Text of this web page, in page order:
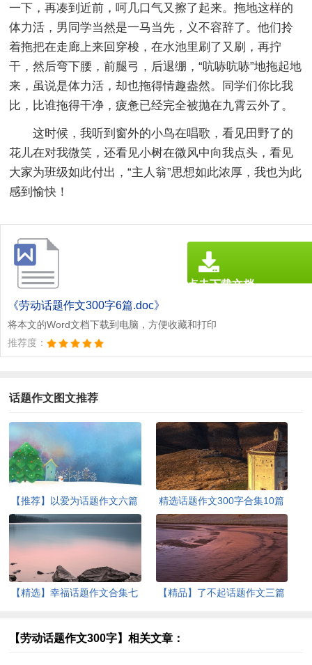
一下，再凑到近前，呵几口气又擦了起来。拖地这样的
体力活，男同学当然是一马当先，义不容辞了。他们拎
着拖把在走廊上来回穿梭，在水池里刷了又刷，再拧
干，然后弯下腰，前腿弓，后退绷，“吭哧吭哧”地拖起地
来，虽说是体力活，却也拖得情趣盎然。同学们你比我
比，比谁拖得干净，疲惫已经完全被抛在九霄云外了。
这时候，我听到窗外的小鸟在唱歌，看见田野了的
花儿在对我微笑，还看见小树在微风中向我点头，看见
大家为班级如此付出，“主人翁”思想如此浓厚，我也为此
感到愉快！
《劳动话题作文300字6篇.doc》
将本文的Word文档下载到电脑，方便收藏和打印
推荐度：
点击下载文档
话题作文图文推荐
【推荐】以爱为话题作文六篇 精选话题作文300字合集10篇
【精选】幸福话题作文合集七
【精品】了不起话题作文三篇
【劳动话题作文300字】相关文章：